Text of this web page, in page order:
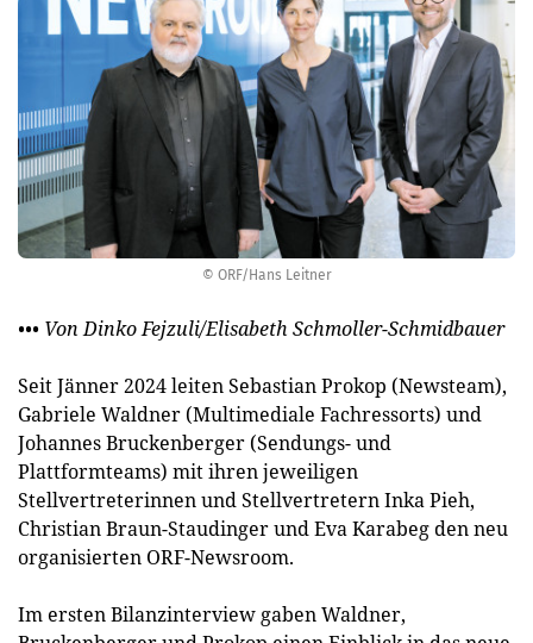
© ORF/Hans Leitner
••• Von Dinko Fejzuli/Elisabeth Schmoller-Schmidbauer
Seit Jänner 2024 leiten Sebastian Prokop (Newsteam),
Gabriele Waldner (Multimediale Fachressorts) und
Johannes Bruckenberger (Sendungs- und
Plattformteams) mit ihren jeweiligen
Stellvertreterinnen und Stellvertretern Inka Pieh,
Christian Braun-Staudinger und Eva Karabeg den neu
organisierten ORF-Newsroom.
Im ersten Bilanzinterview gaben Waldner,